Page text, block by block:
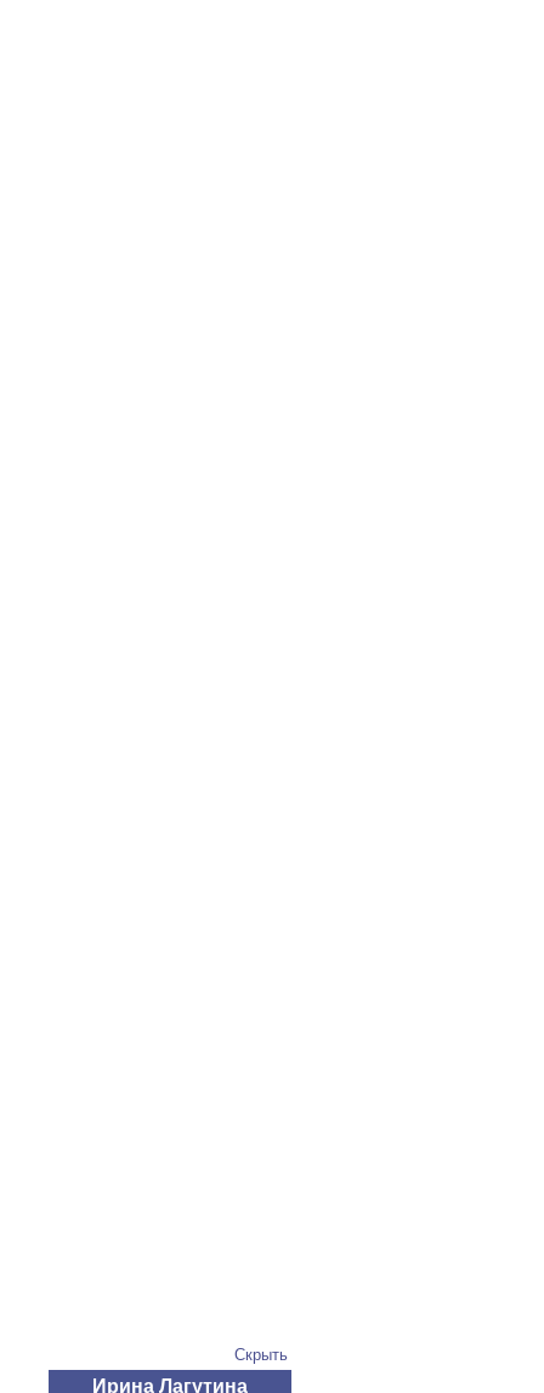
Скрыть
Ирина Лагутина